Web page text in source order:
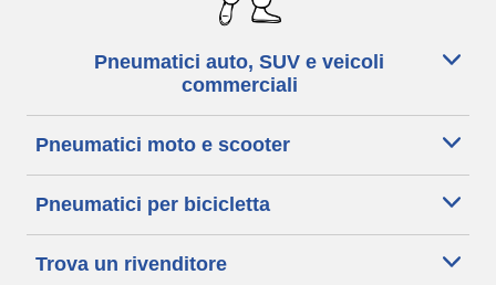
Pneumatici auto, SUV e veicoli
commerciali
Pneumatici moto e scooter
Pneumatici per bicicletta
Trova un rivenditore